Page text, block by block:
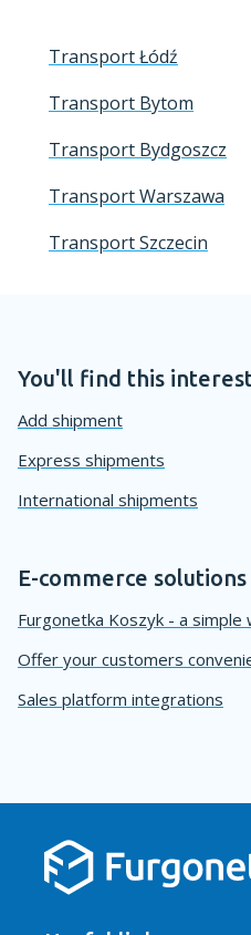
Transport Łódź
Transport Bytom
Transport Bydgoszcz
Transport Warszawa
Transport Szczecin
You'll find this
Add shipment
Express shipments
International shipments
E-commerce solutions
Furgonetka Koszyk - a simple
Offer your customers
Sales platform integrations